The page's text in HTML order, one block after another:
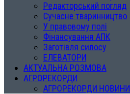
Редакторський погляд
Сучасне тваринництво
У правовому полі
Фінансування АПК
Заготівля силосу
ЕЛЕВАТОРИ
АКТУАЛЬНА РОЗМОВА
АГРОРЕКОРДИ
АГРОРЕКОРДИ НОВИНИ